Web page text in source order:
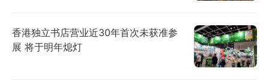
香港独立书店营业近30年首次未获准参
展 将于明年熄灯